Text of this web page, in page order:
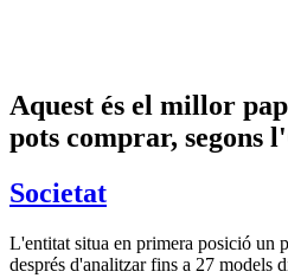
Aquest és el millor
pots comprar, segons
Societat
L'entitat situa en primera posició un
després d'analitzar fins a 27 models